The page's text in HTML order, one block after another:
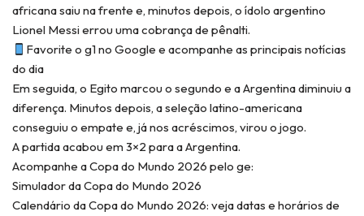
africana saiu na frente e, minutos depois, o ídolo argentino
Lionel Messi errou uma cobrança de pênalti.
Favorite o g1 no Google e acompanhe as principais notícias
do dia
Em seguida, o Egito marcou o segundo e a Argentina diminuiu a
diferença. Minutos depois, a seleção latino-americana
conseguiu o empate e, já nos acréscimos, virou o jogo.
A partida acabou em 3×2 para a Argentina.
Acompanhe a Copa do Mundo 2026 pelo ge:
Simulador da Copa do Mundo 2026
Calendário da Copa do Mundo 2026: veja datas e horários de